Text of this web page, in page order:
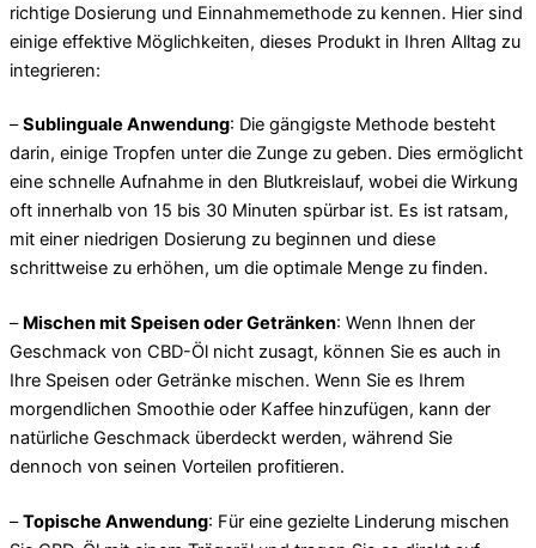
richtige Dosierung und Einnahmemethode zu kennen. Hier sind
einige effektive Möglichkeiten, dieses Produkt in Ihren Alltag zu
integrieren:
–Sublinguale Anwendung: Die gängigste Methode besteht
darin, einige Tropfen unter die Zunge zu geben. Dies ermöglicht
eine schnelle Aufnahme in den Blutkreislauf, wobei die Wirkung
oft innerhalb von 15 bis 30 Minuten spürbar ist. Es ist ratsam,
mit einer niedrigen Dosierung zu beginnen und diese
schrittweise zu erhöhen, um die optimale Menge zu finden.
– Mischen mit Speisen oder Getränken: Wenn Ihnen der
Geschmack von CBD-Öl nicht zusagt, können Sie es auch in
Ihre Speisen oder Getränke mischen. Wenn Sie es Ihrem
morgendlichen Smoothie oder Kaffee hinzufügen, kann der
natürliche Geschmack überdeckt werden, während Sie
dennoch von seinen Vorteilen profitieren.
–Topische Anwendung: Für eine gezielte Linderung mischen